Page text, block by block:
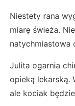
Niestety rana
miarę świeża.
natychmiastowa
Julita ogarnia
opieką lekarską.
ale kociak